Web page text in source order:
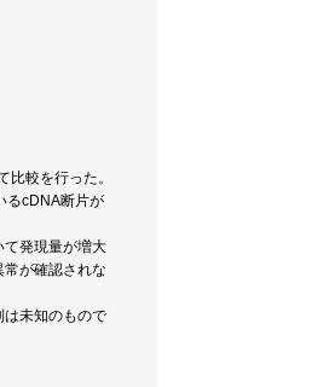
較を行った。
るcDNA断片が
て発現量が増大
が確認されな
は未知のもので